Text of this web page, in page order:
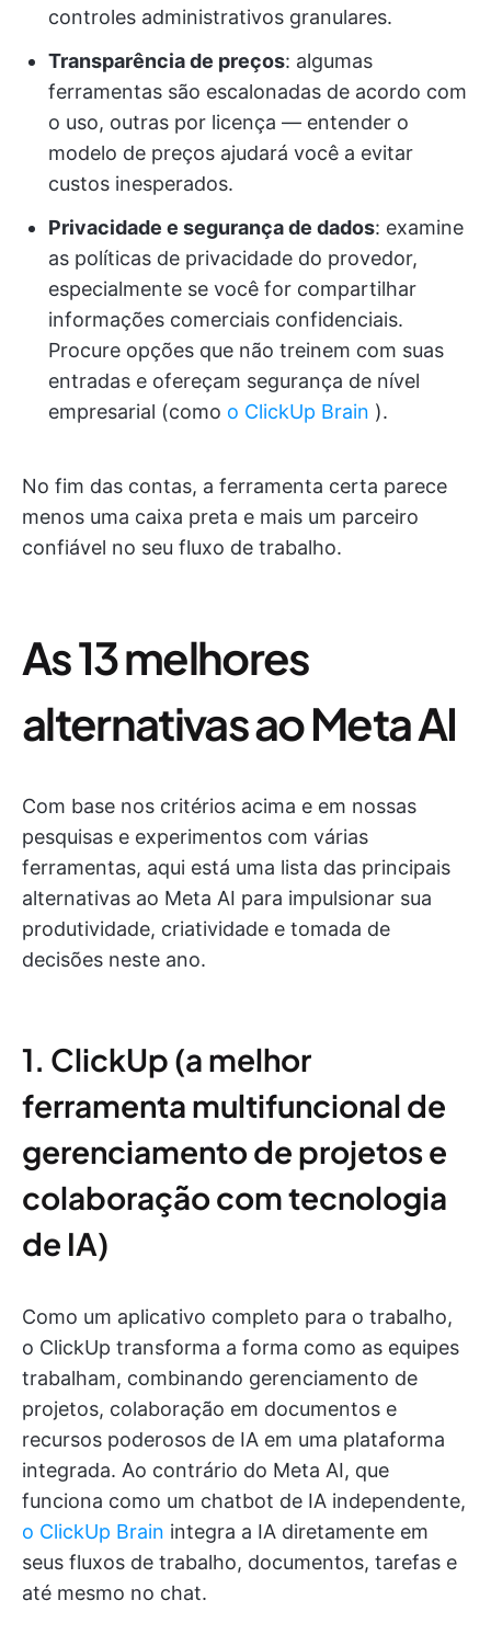
controles administrativos granulares.
Transparência de preços: algumas
ferramentas são escalonadas de acordo com
o uso, outras por licença — entender o
modelo de preços ajudará você a evitar
custos inesperados.
Privacidade e segurança de dados: examine
as políticas de privacidade do provedor,
especialmente se você for compartilhar
informações comerciais confidenciais.
Procure opções que não treinem com suas
entradas e ofereçam segurança de nível
empresarial (como o ClickUp Brain ).
No fim das contas, a ferramenta certa parece
menos uma caixa preta e mais um parceiro
confiável no seu fluxo de trabalho.
As 13 melhores
alternativas ao Meta AI
Com base nos critérios acima e em nossas
pesquisas e experimentos com várias
ferramentas, aqui está uma lista das principais
alternativas ao Meta AI para impulsionar sua
produtividade, criatividade e tomada de
decisões neste ano.
1. ClickUp (a melhor
ferramenta multifuncional de
gerenciamento de projetos e
colaboração com tecnologia
de IA)
Como um aplicativo completo para o trabalho,
o ClickUp transforma a forma como as equipes
trabalham, combinando gerenciamento de
projetos, colaboração em documentos e
recursos poderosos de IA em uma plataforma
integrada. Ao contrário do Meta AI, que
funciona como um chatbot de IA independente,
o ClickUp Brain integra a IA diretamente em
seus fluxos de trabalho, documentos, tarefas e
até mesmo no chat.